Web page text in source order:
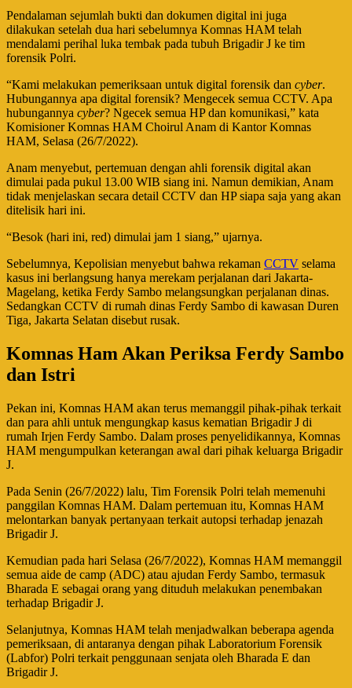
Pendalaman sejumlah bukti dan dokumen digital ini juga
dilakukan setelah dua hari sebelumnya Komnas HAM telah
mendalami perihal luka tembak pada tubuh Brigadir J ke tim
forensik Polri.
“Kami melakukan pemeriksaan untuk digital forensik dan cyber.
Hubungannya apa digital forensik? Mengecek semua CCTV. Apa
hubungannya cyber? Ngecek semua HP dan komunikasi,” kata
Komisioner Komnas HAM Choirul Anam di Kantor Komnas
HAM, Selasa (26/7/2022).
Anam menyebut, pertemuan dengan ahli forensik digital akan
dimulai pada pukul 13.00 WIB siang ini. Namun demikian, Anam
tidak menjelaskan secara detail CCTV dan HP siapa saja yang akan
ditelisik hari ini.
“Besok (hari ini, red) dimulai jam 1 siang,” ujarnya.
Sebelumnya, Kepolisian menyebut bahwa rekaman CCTV selama
kasus ini berlangsung hanya merekam perjalanan dari Jakarta-
Magelang, ketika Ferdy Sambo melangsungkan perjalanan dinas.
Sedangkan CCTV di rumah dinas Ferdy Sambo di kawasan Duren
Tiga, Jakarta Selatan disebut rusak.
Komnas Ham Akan Periksa Ferdy Sambo
dan Istri
Pekan ini, Komnas HAM akan terus memanggil pihak-pihak terkait
dan para ahli untuk mengungkap kasus kematian Brigadir J di
rumah Irjen Ferdy Sambo. Dalam proses penyelidikannya, Komnas
HAM mengumpulkan keterangan awal dari pihak keluarga Brigadir
J.
Pada Senin (26/7/2022) lalu, Tim Forensik Polri telah memenuhi
panggilan Komnas HAM. Dalam pertemuan itu, Komnas HAM
melontarkan banyak pertanyaan terkait autopsi terhadap jenazah
Brigadir J.
Kemudian pada hari Selasa (26/7/2022), Komnas HAM memanggil
semua aide de camp (ADC) atau ajudan Ferdy Sambo, termasuk
Bharada E sebagai orang yang dituduh melakukan penembakan
terhadap Brigadir J.
Selanjutnya, Komnas HAM telah menjadwalkan beberapa agenda
pemeriksaan, di antaranya dengan pihak Laboratorium Forensik
(Labfor) Polri terkait penggunaan senjata oleh Bharada E dan
Brigadir J.